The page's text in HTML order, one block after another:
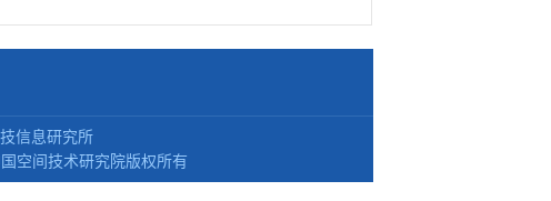
信息研究所
空间技术研究院版权所有